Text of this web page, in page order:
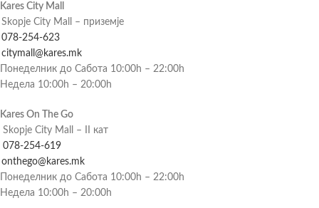
Kares City Mall
Skopje City Mall – приземје
078-254-623
citymall@kares.mk
Понеделник до Сабота 10:00h – 22:00h
Недела 10:00h – 20:00h
Kares On The Go
Skopje City Mall – II кат
078-254-619
onthego@kares.mk
Понеделник до Сабота 10:00h – 22:00h
Недела 10:00h – 20:00h